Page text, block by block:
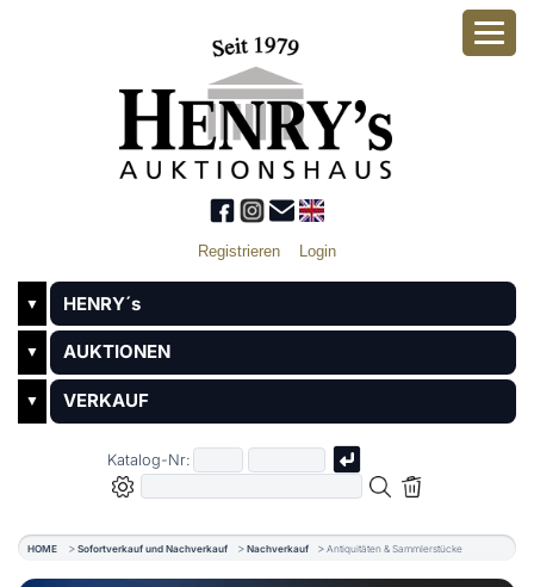
Registrieren Login
▼ HENRY´s
▼ AUKTIONEN
▼ VERKAUF
Katalog-Nr:
HOME Sofortverkauf und Nachverkauf Nachverkauf Antiquitäten & Sammlerstücke